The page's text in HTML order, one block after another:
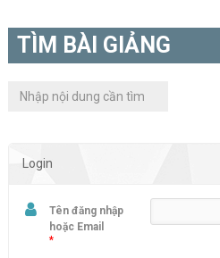
TÌM BÀI GIẢNG
Login
Tên đăng nhập
hoặc Email
*